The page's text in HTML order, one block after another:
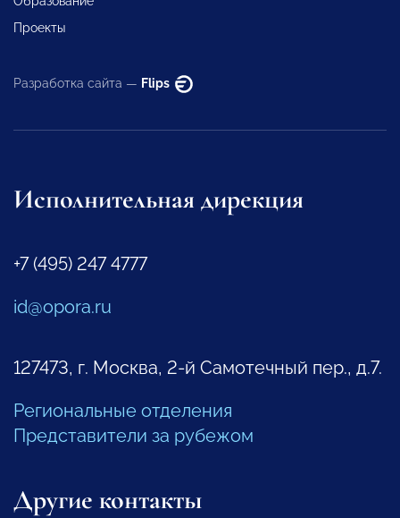
Проекты
Разработка сайта — Flips
Исполнительная дирекция
+7 (495) 247 4777
id@opora.ru
127473, г. Москва, 2-й Самотечный пер., д.7.
Региональные отделения
Представители за рубежом
Другие контакты